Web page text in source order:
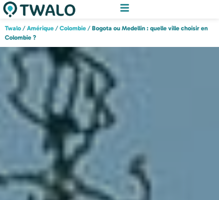
Twalo / Amérique / Colombie / Bogota ou Medellin : quelle ville choisir en
Colombie ?